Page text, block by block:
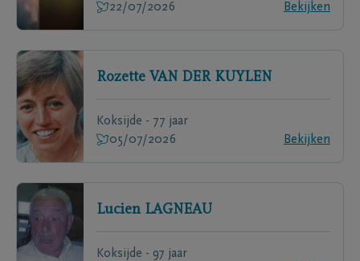
22/07/2026
Bekijken
Rozette VAN DER KUYLEN
Koksijde - 77 jaar
05/07/2026
Bekijken
Lucien LAGNEAU
Koksijde - 97 jaar